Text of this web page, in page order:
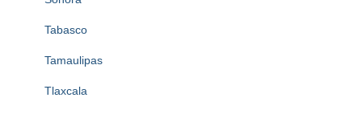
Tabasco
Tamaulipas
Tlaxcala